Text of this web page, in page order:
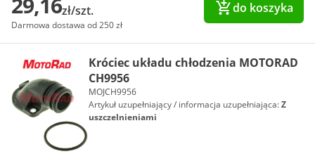
zł/szt.
Darmowa dostawa od 250 zł
do koszyka
Króciec układu chłodzenia MOTORAD
CH9956
MOJCH9956
Artykuł uzupełniający / informacja uzupełniająca:Z
uszczelnieniami